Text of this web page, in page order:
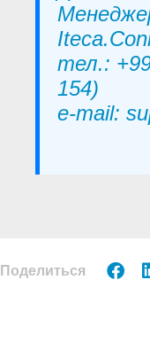
тел.:
154)
e-mail:
Поделиться